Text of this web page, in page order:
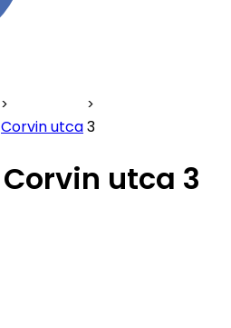
Corvin utca3
Corvin utca 3